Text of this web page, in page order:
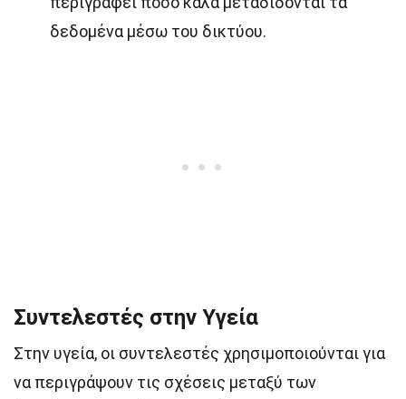
δεδομένα μέσω του δικτύου.
Συντελεστές στην Υγεία
Στην υγεία, οι συντελεστές χρησιμοποιούνται για
να περιγράψουν τις σχέσεις μεταξύ των